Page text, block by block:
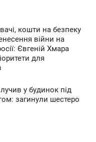
кошти на безпеку
війни на
Євгеній Хмара
для
у будинок під
загинули шестеро